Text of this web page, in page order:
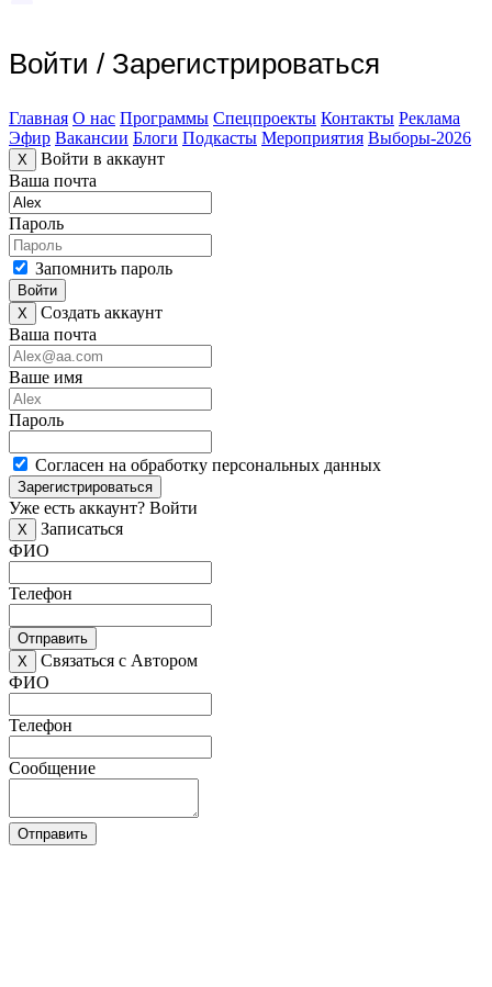
Войти / Зарегистрироваться
Главная О нас Программы Спецпроекты Контакты Реклама
Эфир Вакансии Блоги Подкасты Мероприятия Выборы-2026
X
Войти в аккаунт
Ваша почта
Пароль
Запомнить пароль
Войти
X
Создать аккаунт
Ваша почта
Ваше имя
Пароль
Согласен на обработку персональных данных
Зарегистрироваться
Уже есть аккаунт? Войти
X
Записаться
ФИО
Телефон
Отправить
X
Связаться с Автором
ФИО
Телефон
Сообщение
Отправить